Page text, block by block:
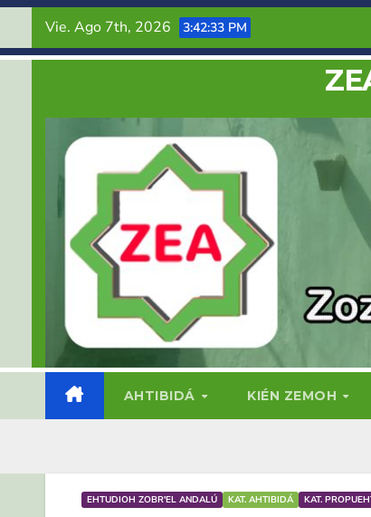
Saltar
Vie. Ago 7th, 2026 3:42:33 PM
AHTIBIDÁ KIÉN ZEMOH
EHTUDIOH ZOBR'EL ANDALÚ KAT. AHTIBIDÁ KAT.